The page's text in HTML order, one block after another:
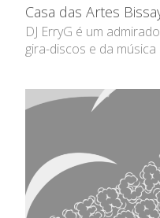
Casa das Artes
DJ ErryG é um
gira-discos e da música